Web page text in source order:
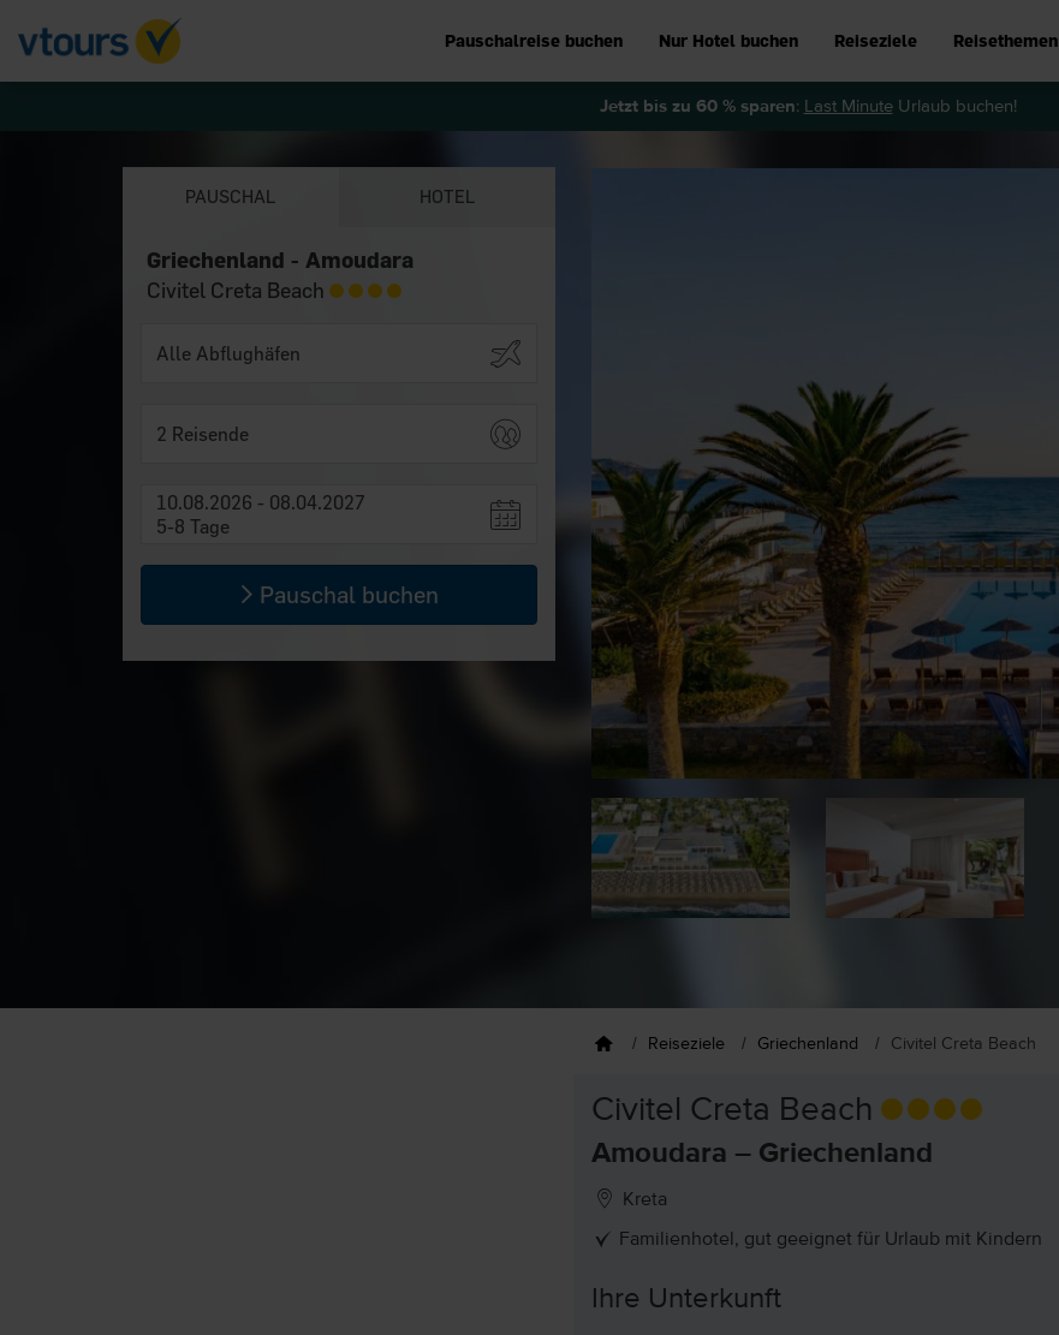
Pauschalreise buchen Nur Hotel buchen Reiseziele Reisethemen
Jetzt bis zu 60 % sparen: Last MinuteUrlaub buchen!
PAUSCHAL HOTEL
Griechenland - Amoudara
Civitel Creta Beach
2 Reisende
10.08.2026 - 08.04.2027
5-8 Tage
Pauschal buchen
Reiseziele Griechenland Civitel Creta Beach
Civitel Creta Beach
Amoudara – Griechenland
Kreta
Familienhotel, gut geeignet für Urlaub mit Kindern
Ihre Unterkunft